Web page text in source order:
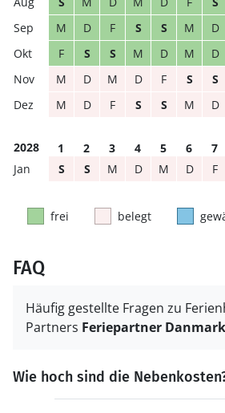
M
D F S S M D
F
S S M D M D
M
D M D F S S
M
D F S S M D
2028 1 2 3 4 5 6 7
S
S M D M D F
frei belegt
FAQ
Häufig gestellte Fragen zu
Partners Feriepartner Danmark
Wie hoch sind die